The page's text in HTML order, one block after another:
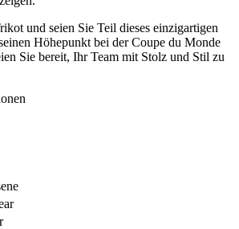
und seien Sie Teil dieses einzigartigen
Höhepunkt bei der Coupe du Monde
Sie bereit, Ihr Team mit Stolz und Stil zu